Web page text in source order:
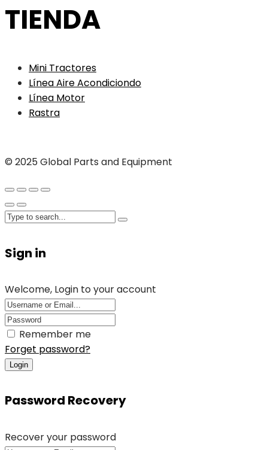
TIENDA
Mini Tractores
Línea Aire Acondiciondo
Línea Motor
Rastra
© 2025 Global Parts and Equipment
Sign in
Welcome, Login to your account
Remember me
Forget password?
Login
Password Recovery
Recover your password